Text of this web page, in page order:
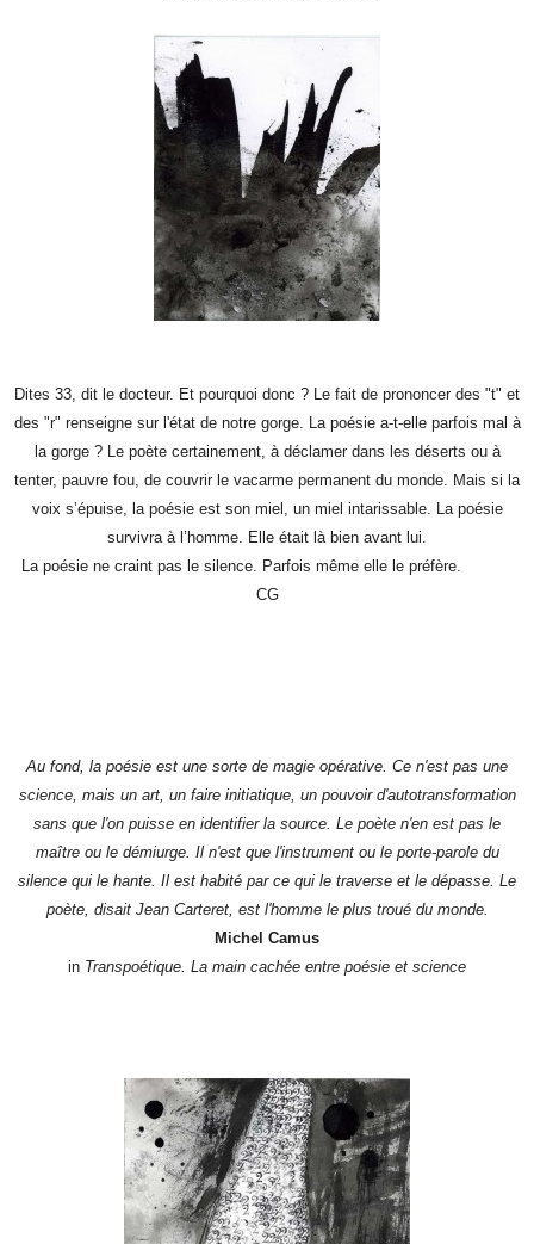
Dites 33, dit le docteur. Et pourquoi donc ? Le fait de prononcer des "t" et
des "r" renseigne sur l'état de notre gorge. La poésie a-t-elle parfois mal à
la gorge ? Le poète certainement, à déclamer dans les déserts ou à
tenter, pauvre fou, de couvrir le vacarme permanent du monde. Mais si la
voix s’épuise, la poésie est son miel, un miel intarissable. La poésie
survivra à l’homme. Elle était là bien avant lui.
La poésie ne craint pas le silence. Parfois même elle le préfère.
CG
Au fond, la poésie est une sorte de magie opérative. Ce n'est pas une
science, mais un art, un faire initiatique, un pouvoir d'autotransformation
sans que l'on puisse en identifier la source. Le poète n'en est pas le
maître ou le démiurge. Il n'est que l'instrument ou le porte-parole du
silence qui le hante. Il est habité par ce qui le traverse et le dépasse. Le
poète, disait Jean Carteret, est l'homme le plus troué du monde.
Michel Camus
in Transpoétique. La main cachée entre poésie et science